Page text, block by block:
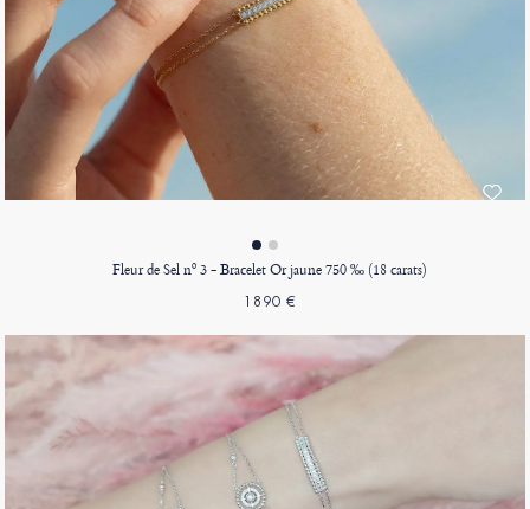
Fleur de Sel nº 3 - Bracelet Or jaune 750 ‰ (18 carats)
1890 €